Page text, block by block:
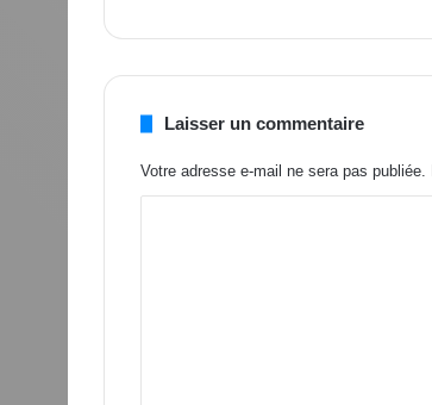
Laisser un commentaire
Votre adresse e-mail ne sera pas publiée.